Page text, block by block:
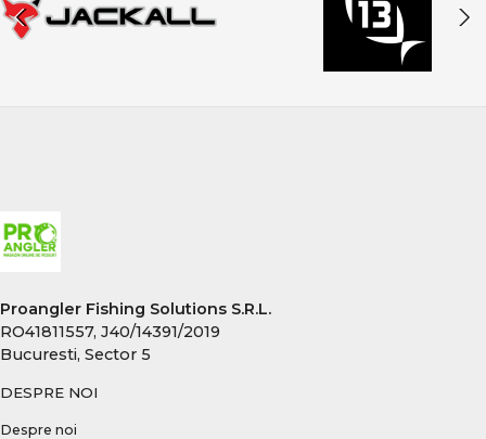
Proangler Fishing Solutions S.R.L.
RO41811557, J40/14391/2019
Bucuresti, Sector 5
DESPRE NOI
Despre noi